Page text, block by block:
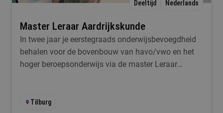
Deeltijd Nederlands
Master Leraar Aardrijkskunde
In twee jaar je eerstegraads onderwijsbevoegdheid
behalen voor de bovenbouw van havo/vwo en het
hoger beroepsonderwijs via de master Leraar
Tilburg